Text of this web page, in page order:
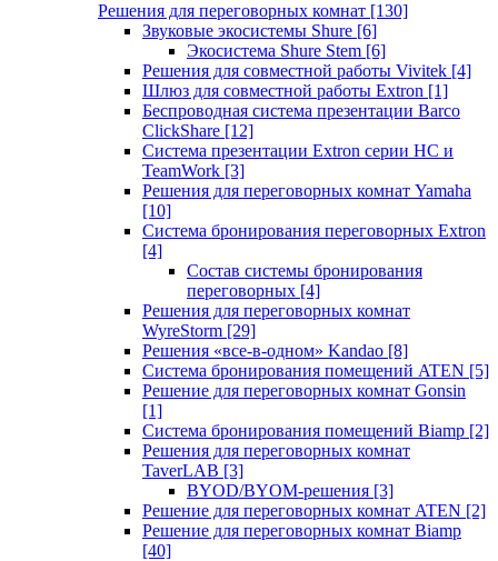
Решения для переговорных комнат [130]
Звуковые экосистемы Shure [6]
Экосистема Shure Stem [6]
Решения для совместной работы Vivitek [4]
Шлюз для совместной работы Extron [1]
Беспроводная система презентации Barco
ClickShare [12]
Система презентации Extron серии HC и
TeamWork [3]
Решения для переговорных комнат Yamaha
[10]
Система бронирования переговорных Extron
[4]
Состав системы бронирования
переговорных [4]
Решения для переговорных комнат
WyreStorm [29]
Решения «все-в-одном» Kandao [8]
Система бронирования помещений ATEN [5]
Решение для переговорных комнат Gonsin
[1]
Система бронирования помещений Biamp [2]
Решения для переговорных комнат
TaverLAB [3]
BYOD/BYOM-решения [3]
Решение для переговорных комнат ATEN [2]
Решение для переговорных комнат Biamp
[40]